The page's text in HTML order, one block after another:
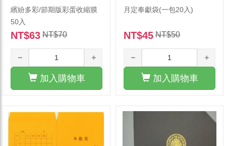
繽紛多彩/節期版彩蛋收縮膜
50入
NT$63 NT$70
加入購物車
月定奉獻袋(一包20入)
NT$45 NT$50
加入購物車